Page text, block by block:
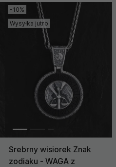
-10%
Wysyłka jutro
Srebrny wisiorek Znak
zodiaku - WAGA z